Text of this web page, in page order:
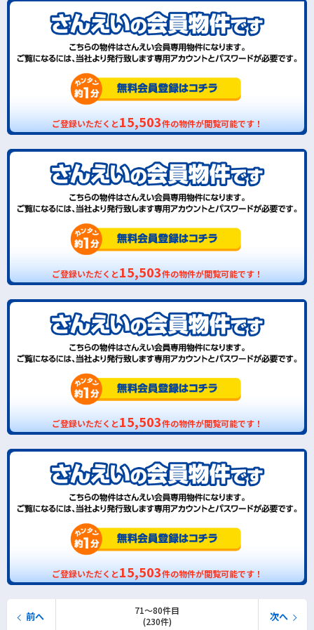
ご登録いただくと15,503件の物件が閲覧可能です！
ご登録いただくと15,503件の物件が閲覧可能です！
ご登録いただくと15,503件の物件が閲覧可能です！
ご登録いただくと15,503件の物件が閲覧可能です！
71〜80件目
(230件)
前へ 次へ